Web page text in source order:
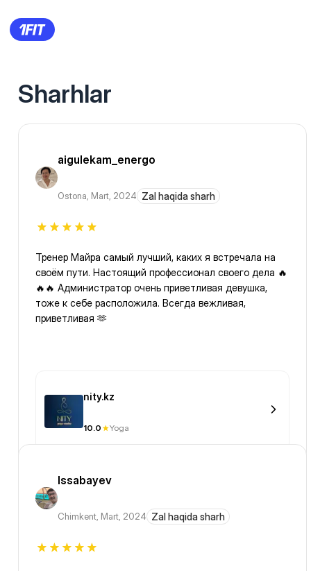
Sharhlar
aigulekam_energo
Ostona, Mart, 2024 Zal haqida sharh
Тренер Майра самый лучший, каких я встречала на
своём пути. Настоящий профессионал своего дела 🔥
🔥🔥 Администратор очень приветливая девушка,
тоже к себе расположила. Всегда вежливая,
приветливая 🫶
nity.kz
10.0 Yoga
Issabayev
Chimkent, Mart, 2024 Zal haqida sharh